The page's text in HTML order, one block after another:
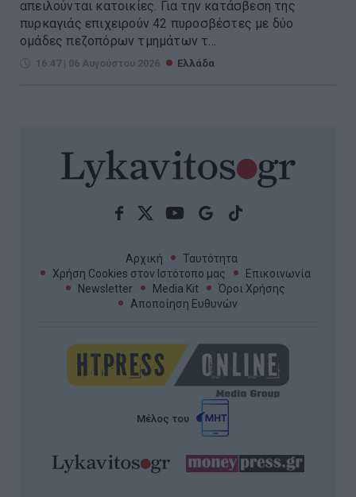
απειλούνται κατοικίες. Για την κατάσβεση της
πυρκαγιάς επιχειρούν 42 πυροσβέστες με δύο
ομάδες πεζοπόρων τμημάτων τ...
16:47 | 06 Αυγούστου 2026 Ελλάδα
Αρχική
Ταυτότητα
Χρήση Cookies στον Ιστότοπο μας
Επικοινωνία
Newsletter
Media Kit
Όροι Χρήσης
Αποποίηση Ευθυνών
Μέλος του